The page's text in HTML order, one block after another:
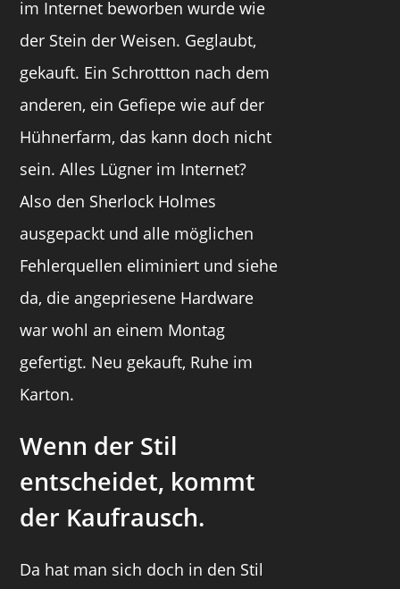
im Internet beworben wurde wie
der Stein der Weisen. Geglaubt,
gekauft. Ein Schrottton nach dem
anderen, ein Gefiepe wie auf der
Hühnerfarm, das kann doch nicht
sein. Alles Lügner im Internet?
Also den Sherlock Holmes
ausgepackt und alle möglichen
Fehlerquellen eliminiert und siehe
da, die angepriesene Hardware
war wohl an einem Montag
gefertigt. Neu gekauft, Ruhe im
Karton.
Wenn der Stil
entscheidet, kommt
der Kaufrausch.
Da hat man sich doch in den Stil